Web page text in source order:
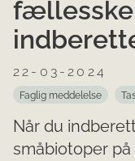
22-03-2024
Faglig meddelelse
Når du
småbiotoper på